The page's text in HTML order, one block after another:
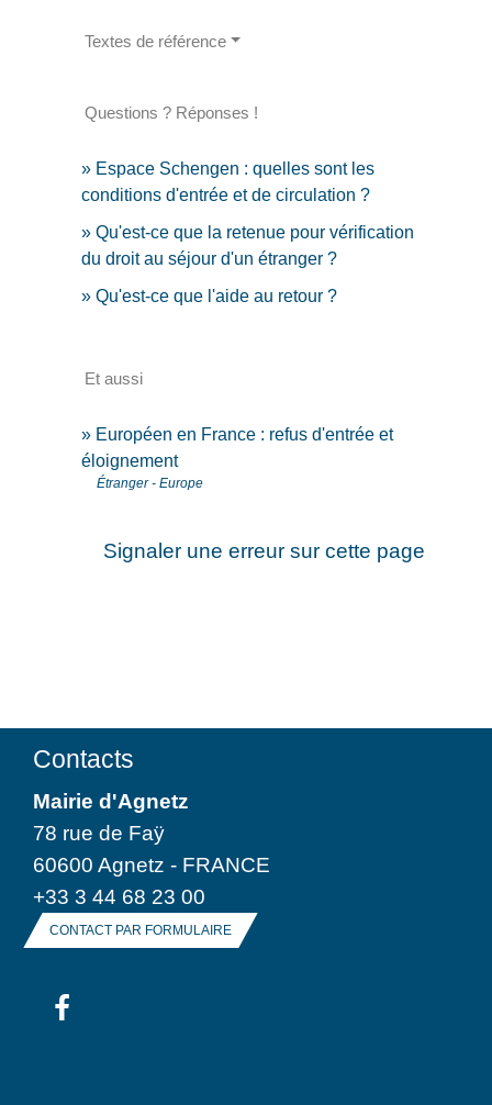
Textes de référence
Questions ? Réponses !
Espace Schengen : quelles sont les
conditions d'entrée et de circulation ?
Qu'est-ce que la retenue pour vérification
du droit au séjour d'un étranger ?
Qu'est-ce que l'aide au retour ?
Et aussi
Européen en France : refus d'entrée et
éloignement
Étranger - Europe
Signaler une erreur sur cette page
Contacts
Mairie d'Agnetz
78 rue de Faÿ
60600 Agnetz - FRANCE
+33 3 44 68 23 00
CONTACT PAR FORMULAIRE